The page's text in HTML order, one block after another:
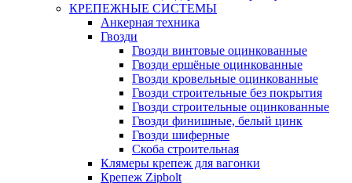
КРЕПЕЖНЫЕ СИСТЕМЫ
Анкерная техника
Гвозди
Гвозди винтовые оцинкованные
Гвозди ершёные оцинкованные
Гвозди кровельные оцинкованные
Гвозди строительные без покрытия
Гвозди строительные оцинкованные
Гвозди финишные, белый цинк
Гвозди шиферные
Скоба строительная
Клямеры крепеж для вагонки
Крепеж Zipbolt